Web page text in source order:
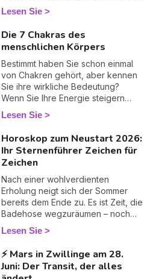
Ihnen antworten, ohne Umschweife,
manchmal beunruhigenden
Genauigkeit. Wankende Liebe,
Karriere an einem Wendepunkt,
Entscheidungen, die Sie nachts
wachhalten... dieses umfassende
Legemuster ist Ihr bester
gewinnen, wirklich Klarheit.
wird deine innere Wahrheit zur
kraftvollen spirituellen Führung.
Lesen Sie
Die 7 Chakras des
menschlichen Körpers
Bestimmt haben Sie schon einmal
von Chakren gehört, aber kennen
Sie ihre wirkliche Bedeutung?
Wenn Sie Ihre Energie steigern
möchten, ist es wichtig, die Rolle
der Chakren im menschlichen
großen Einfluss auf unsere
Stimmung und unser Verhalten.
Erfahren Sie jetzt mehr über Farbe,
Bedeutung und Rolle der 7
Chakren.
Lesen Sie
Horoskop zum Neustart 2026:
Ihr Sternenführer Zeichen für
Zeichen
Nach einer wohlverdienten
Erholung neigt sich der Sommer
bereits dem Ende zu. Es ist Zeit, die
Badehose wegzuräumen – noch
ein wenig feucht ganz hinten im
Schrank, geben Sie es ruhig zu 😏
– und den Siestas in der
Hängematte Lebewohl zu sagen.
Der Trubel des Alltags kehrt im
Lesen Sie
⚡ Mars in Zwillinge am 28.
Juni: Der Transit, der alles